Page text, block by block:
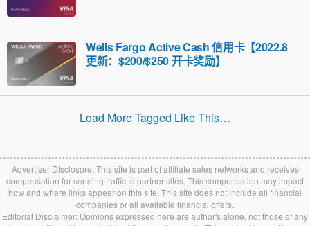
Wells Fargo Active Cash 信用卡【2022.8
更新：$200/$250 开卡奖励】
Load More Tagged Like This…
Advertiser Disclosure: This site is part of affiliate sales networks and receives
compensation for sending traffic to partner sites. This compensation may impact
how and where links appear on this site. This site does not include all financial
companies or all available financial offers.
Editorial Disclaimer: Opinions expressed here are author's alone, not those of any